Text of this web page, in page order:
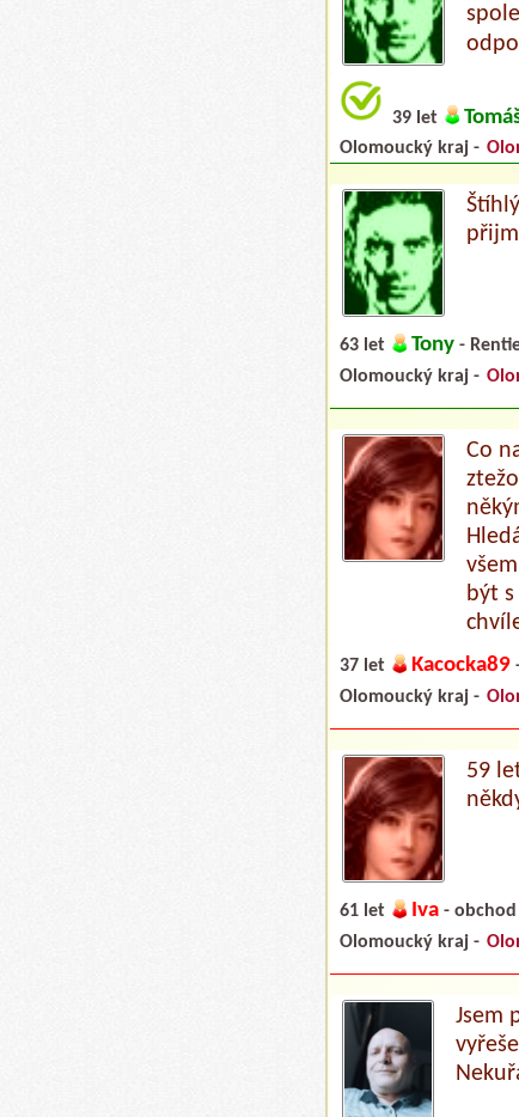
39 let
Olomoucký kraj -
63 let Tony -
Olomoucký kraj -
Co
být
37 let Kacocka89
Olomoucký kraj -
59
61 let Iva - obchod
Olomoucký kraj -
Jsem